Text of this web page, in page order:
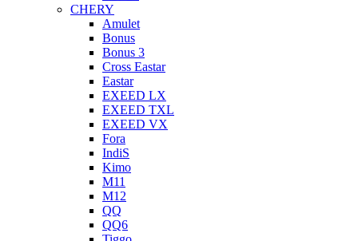
CHERY
Amulet
Bonus
Bonus 3
Cross Eastar
Eastar
EXEED LX
EXEED TXL
EXEED VX
Fora
IndiS
Kimo
M11
M12
QQ
QQ6